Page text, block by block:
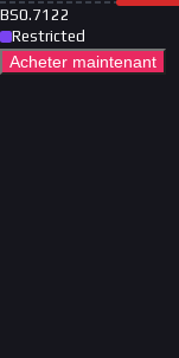
BS0.7122
Restricted
Acheter maintenant